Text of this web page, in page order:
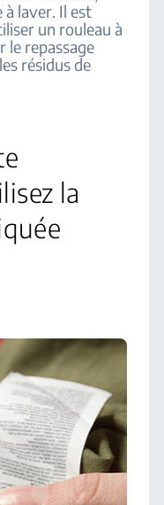
à laver. Il est
un rouleau à
le repassage
résidus de
la